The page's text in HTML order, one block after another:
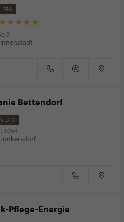
SPA
9
Innenstadt
Bettendorf
1054
Pflege-Energie